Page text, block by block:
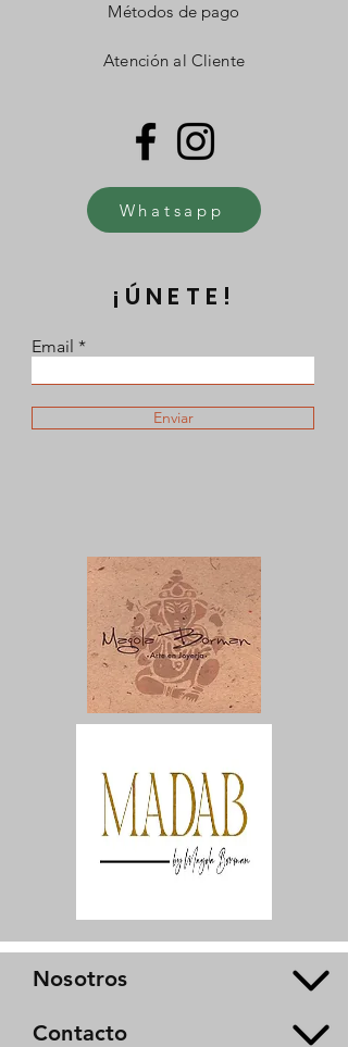
Métodos de pago
Atención al Cliente
Whatsapp
¡ÚNETE!
Email
Enviar
Nosotros
Contacto